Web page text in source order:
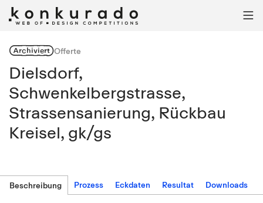

ArchiviertOfferte
Dielsdorf,
Schwenkelbergstrasse,
Strassensanierung, Rückbau
Kreisel, gk/gs
Beschreibung Prozess Eckdaten Resultat Downloads